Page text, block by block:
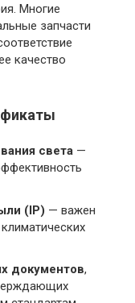
Многие
запчасти
качество
света —
(IP) — важен
документов,